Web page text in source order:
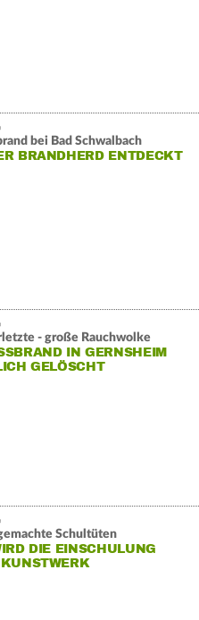
bei Bad Schwalbach
BRANDHERD ENTDECKT
- große Rauchwolke
IN GERNSHEIM E
GELÖSCHT
Schultüten
DIE EINSCHULUNG